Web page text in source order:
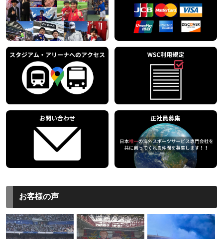
お客様の声